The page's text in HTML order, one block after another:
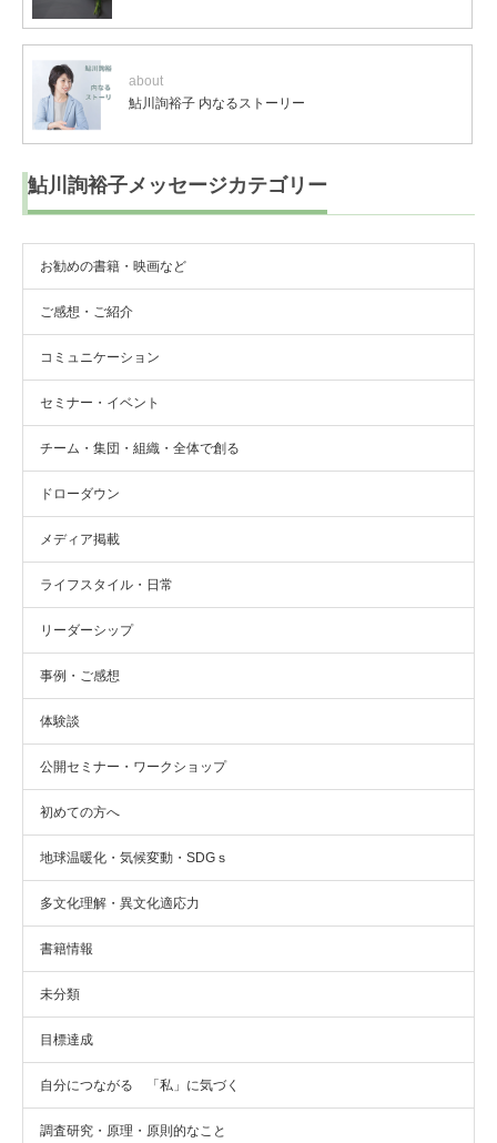
about
鮎川詢裕子 内なるストーリー
鮎川詢裕子メッセージカテゴリー
お勧めの書籍・映画など
ご感想・ご紹介
コミュニケーション
セミナー・イベント
チーム・集団・組織・全体で創る
ドローダウン
メディア掲載
ライフスタイル・日常
リーダーシップ
事例・ご感想
体験談
公開セミナー・ワークショップ
初めての方へ
地球温暖化・気候変動・SDGｓ
多文化理解・異文化適応力
書籍情報
未分類
目標達成
自分につながる 「私」に気づく
調査研究・原理・原則的なこと